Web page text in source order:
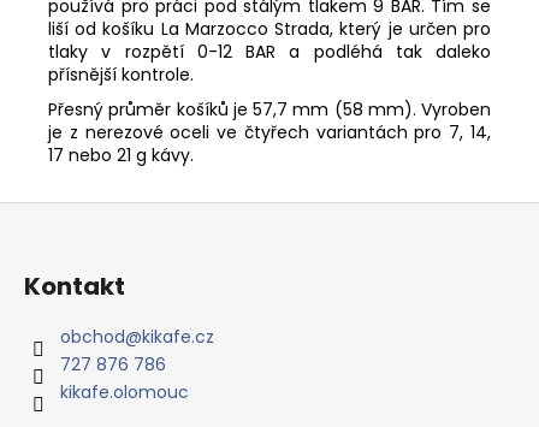
používá pro práci pod stálým tlakem 9 BAR. Tím se
liší od košíku La Marzocco Strada, který je určen pro
tlaky v rozpětí 0-12 BAR a podléhá tak daleko
přísnější kontrole.
Přesný průměr košíků je 57,7 mm (58 mm). Vyroben
je z nerezové oceli ve čtyřech variantách pro 7, 14,
17 nebo 21 g kávy.
Z
Kontakt
obchod@kikafe.cz
727 876 786
kikafe.olomouc